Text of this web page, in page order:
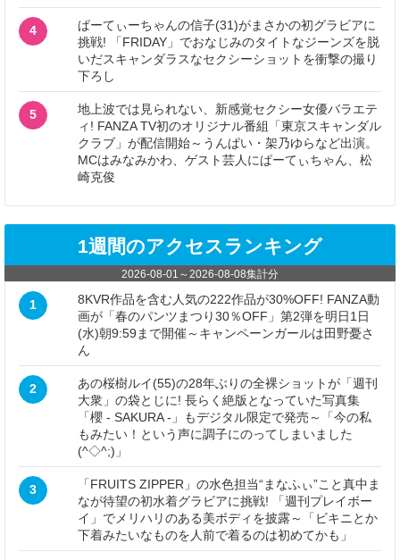
4
ぱーてぃーちゃんの信子(31)がまさかの初グラビアに
挑戦! 「FRIDAY」でおなじみのタイトなジーンズを脱
いだスキャンダラスなセクシーショットを衝撃の撮り
下ろし
5
地上波では見られない、新感覚セクシー女優バラエテ
ィ! FANZA TV初のオリジナル番組「東京スキャンダル
クラブ」が配信開始～うんぱい・架乃ゆらなど出演。
MCはみなみかわ、ゲスト芸人にぱーてぃちゃん、松
崎克俊
1週間のアクセスランキング
2026-08-01 ～2026-08-08集計分
1
8KVR作品を含む人気の222作品が30%OFF! FANZA動
画が「春のパンツまつり30％OFF」第2弾を明日1日
(水)朝9:59まで開催～キャンペーンガールは田野憂さ
ん
2
あの桜樹ルイ(55)の28年ぶりの全裸ショットが「週刊
大衆」の袋とじに! 長らく絶版となっていた写真集
「櫻 - SAKURA -」もデジタル限定で発売～「今の私
もみたい！という声に調子にのってしまいました
(^◇^;)」
3
「FRUITS ZIPPER」の水色担当“まなふぃ”こと真中ま
なが待望の初水着グラビアに挑戦! 「週刊プレイボー
イ」でメリハリのある美ボディを披露～「ビキニとか
下着みたいなものを人前で着るのは初めてかも」